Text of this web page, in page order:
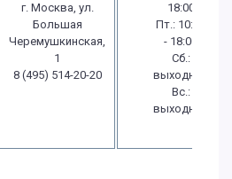
г. Москва, ул.
Большая
Черемушкинская,
1
8 (495) 514-20-20
18:00
Пт.: 10:00
- 18:00
Сб.:
выходной
Вс.:
выходной